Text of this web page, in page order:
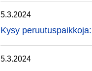
5.3.2024
Kysy
5.3.2024